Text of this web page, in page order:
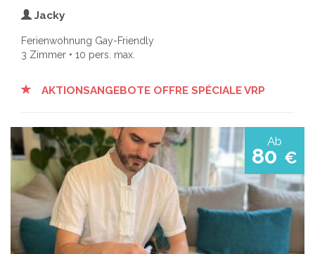
Jacky
Ferienwohnung Gay-Friendly
3 Zimmer • 10 pers. max.
AKTIONSANGEBOTE OFFRE SPÉCIALE VRP
Ab
80 €